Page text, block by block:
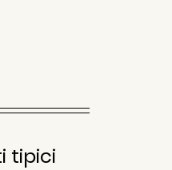
tipici